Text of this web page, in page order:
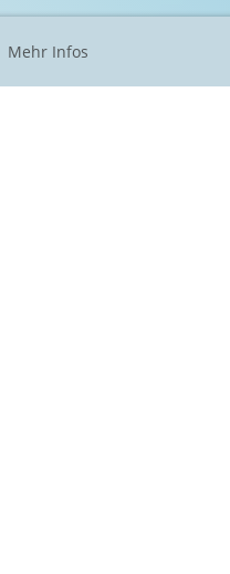
Mehr Infos